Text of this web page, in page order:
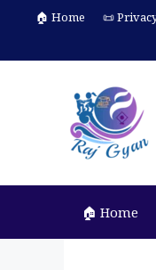
content
🏠 Home 📜
🏠 Home